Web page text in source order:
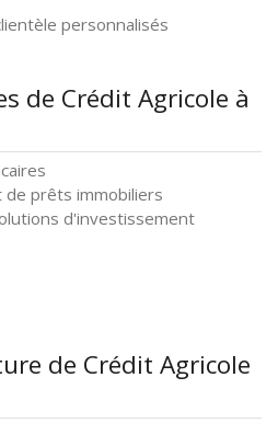
personnalisés
de Crédit Agricole à
de prêts immobiliers
d'investissement
de Crédit Agricole